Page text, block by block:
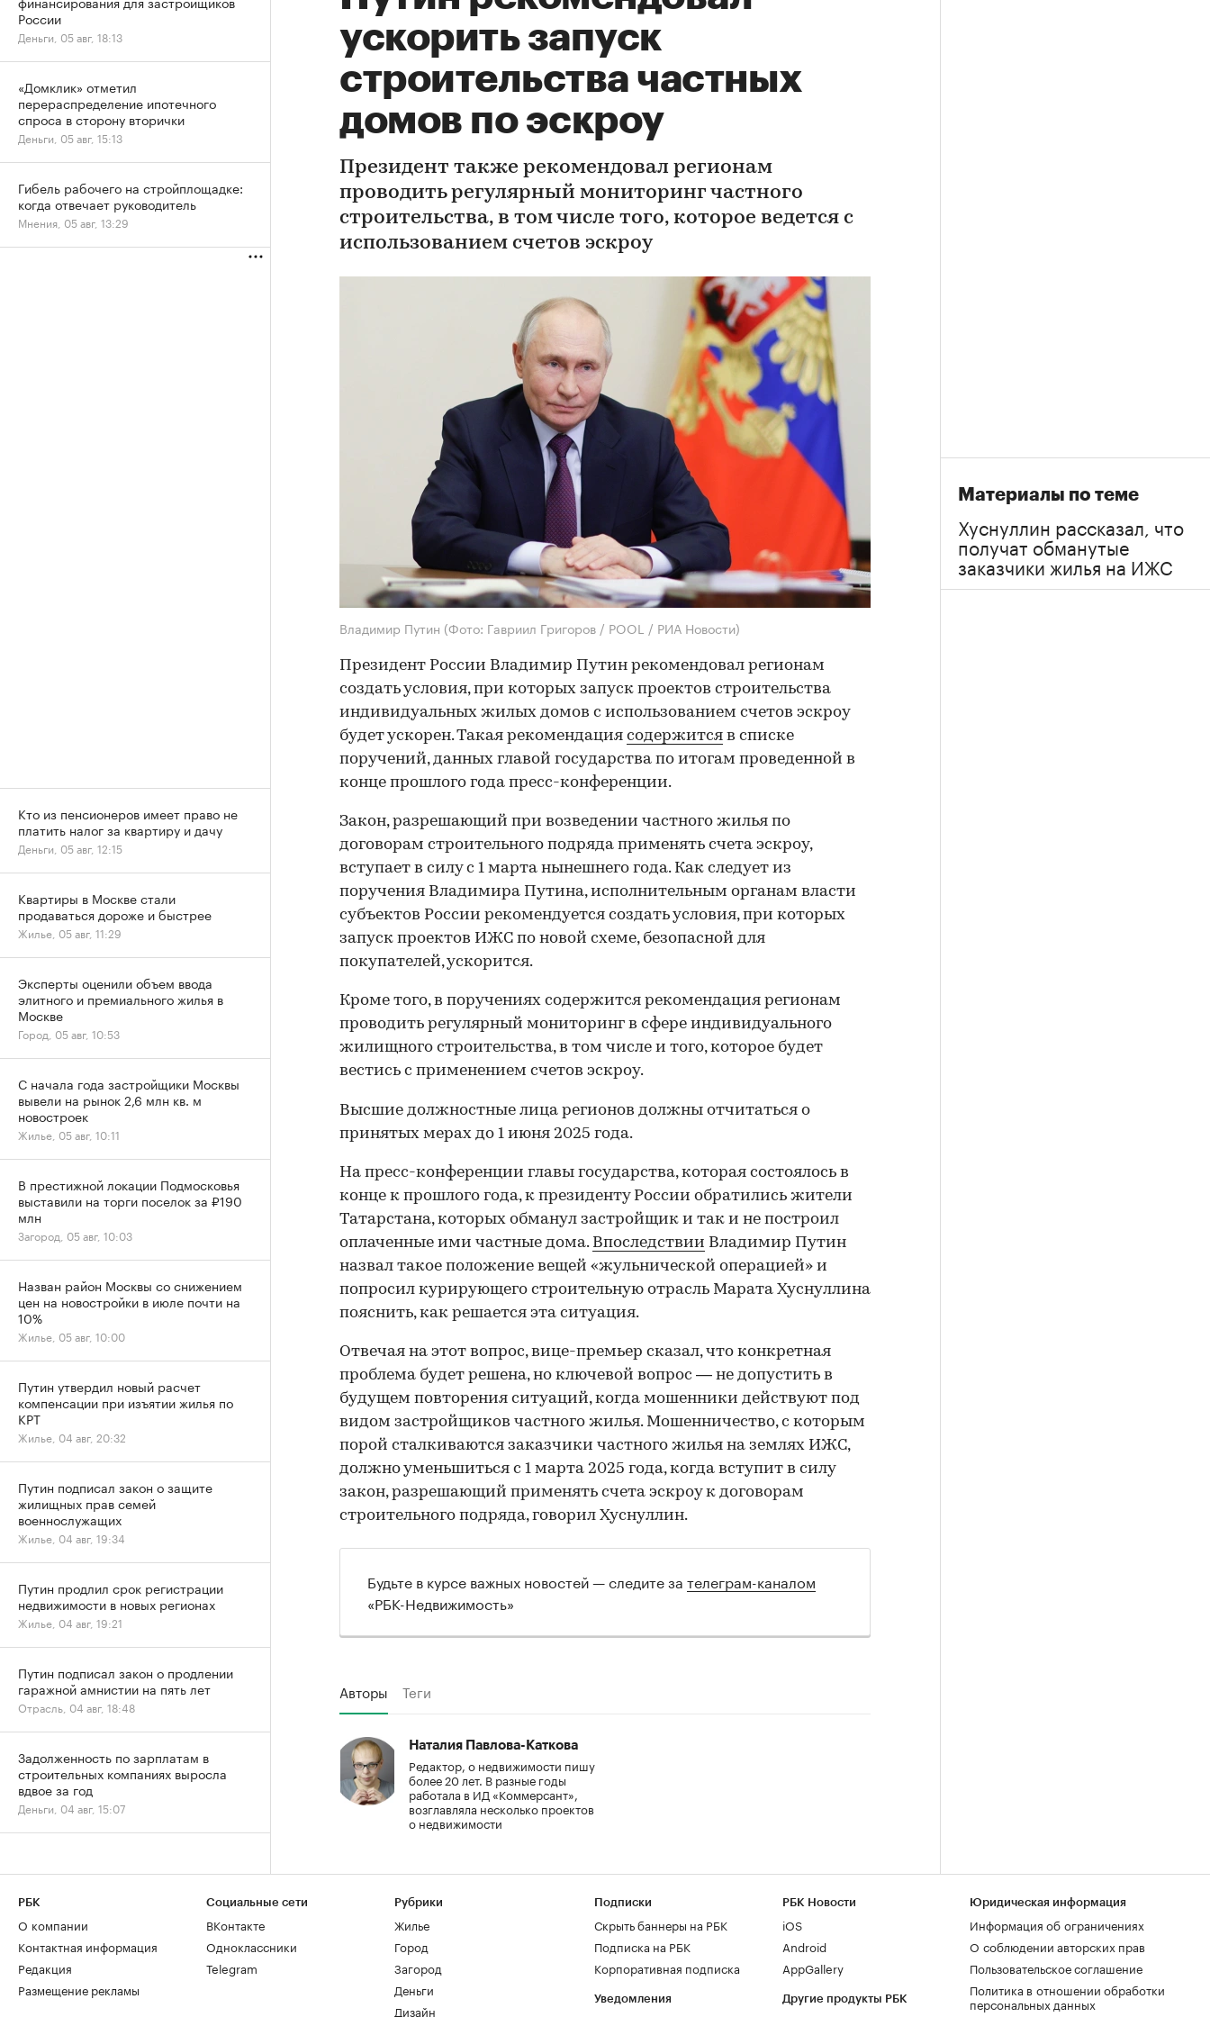
ускорить запуск
строительства частных
домов по эскроу
Президент также рекомендовал регионам
проводить регулярный мониторинг частного
строительства, в том числе того, которое ведется с
использованием счетов эскроу
Владимир Путин (Фото: Гавриил Григоров / POOL / РИА Новости)
Президент России Владимир Путин рекомендовал регионам
создать условия, при которых запуск проектов строительства
индивидуальных жилых домов с использованием счетов эскроу
будет ускорен. Такая рекомендация содержится в списке
поручений, данных главой государства по итогам проведенной в
конце прошлого года пресс-конференции.
Закон, разрешающий при возведении частного жилья по
договорам строительного подряда применять счета эскроу,
вступает в силу с 1 марта нынешнего года. Как следует из
поручения Владимира Путина, исполнительным органам власти
субъектов России рекомендуется создать условия, при которых
запуск проектов ИЖС по новой схеме, безопасной для
покупателей, ускорится.
Кроме того, в поручениях содержится рекомендация регионам
проводить регулярный мониторинг в сфере индивидуального
жилищного строительства, в том числе и того, которое будет
вестись с применением счетов эскроу.
Высшие должностные лица регионов должны отчитаться о
принятых мерах до 1 июня 2025 года.
На пресс-конференции главы государства, которая состоялось в
конце к прошлого года, к президенту России обратились жители
Татарстана, которых обманул застройщик и так и не построил
оплаченные ими частные дома. Впоследствии Владимир Путин
назвал такое положение вещей «жульнической операцией» и
попросил курирующего строительную отрасль Марата Хуснуллина
пояснить, как решается эта ситуация.
Отвечая на этот вопрос, вице-премьер сказал, что конкретная
проблема будет решена, но ключевой вопрос — не допустить в
будущем повторения ситуаций, когда мошенники действуют под
видом застройщиков частного жилья. Мошенничество, с которым
порой сталкиваются заказчики частного жилья на землях ИЖС,
должно уменьшиться с 1 марта 2025 года, когда вступит в силу
закон, разрешающий применять счета эскроу к договорам
строительного подряда, говорил Хуснуллин.
Будьте в курсе важных новостей — следите за телеграм-каналом
«РБК-Недвижимость»
Авторы Теги
Наталия Павлова-Каткова
Редактор, о недвижимости пишу
более 20 лет. В разные годы
работала в ИД «Коммерсант»,
возглавляла несколько проектов
о недвижимости
Материалы по теме
Хуснуллин рассказал, что
получат обманутые
заказчики жилья на ИЖС
России
Деньги, 05 авг, 18:13
«Домклик» отметил
перераспределение ипотечного
спроса в сторону вторички
Деньги, 05 авг, 15:13
Гибель рабочего на стройплощадке:
когда отвечает руководитель
Мнения, 05 авг, 13:29
Кто из пенсионеров имеет право не
платить налог за квартиру и дачу
Деньги, 05 авг, 12:15
Квартиры в Москве стали
продаваться дороже и быстрее
Жилье, 05 авг, 11:29
Эксперты оценили объем ввода
элитного и премиального жилья в
Москве
Город, 05 авг, 10:53
С начала года застройщики Москвы
вывели на рынок 2,6 млн кв. м
новостроек
Жилье, 05 авг, 10:11
В престижной локации Подмосковья
выставили на торги поселок за ₽190
млн
Загород, 05 авг, 10:03
Назван район Москвы со снижением
цен на новостройки в июле почти на
10%
Жилье, 05 авг, 10:00
Путин утвердил новый расчет
компенсации при изъятии жилья по
КРТ
Жилье, 04 авг, 20:32
Путин подписал закон о защите
жилищных прав семей
военнослужащих
Жилье, 04 авг, 19:34
Путин продлил срок регистрации
недвижимости в новых регионах
Жилье, 04 авг, 19:21
Путин подписал закон о продлении
гаражной амнистии на пять лет
Отрасль, 04 авг, 18:48
Задолженность по зарплатам в
строительных компаниях выросла
вдвое за год
Деньги, 04 авг, 15:07
РБК
О компании
Контактная информация
Редакция
Размещение рекламы
Социальные сети
ВКонтакте
Одноклассники
Telegram
Рубрики
Жилье
Город
Загород
Деньги
Дизайн
Подписки
Скрыть баннеры на РБК
Подписка на РБК
Корпоративная подписка
Уведомления
РБК Новости
iOS
Android
AppGallery
Другие продукты РБК
Юридическая информация
Информация об ограничениях
О соблюдении авторских прав
Пользовательское соглашение
Политика в отношении обработки
персональных данных